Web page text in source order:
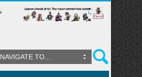
NAVIGATE TO...